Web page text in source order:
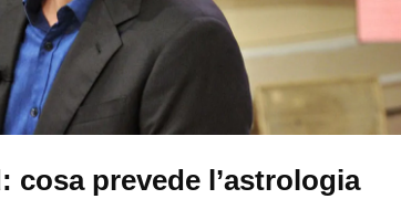
cosa prevede l’astrologia